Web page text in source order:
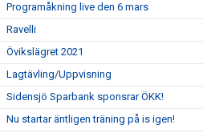
Programåkning live den 6 mars
Ravelli
Övikslägret 2021
Lagtävling/Uppvisning
Sidensjö Sparbank sponsrar ÖKK!
Nu startar äntligen träning på is igen!